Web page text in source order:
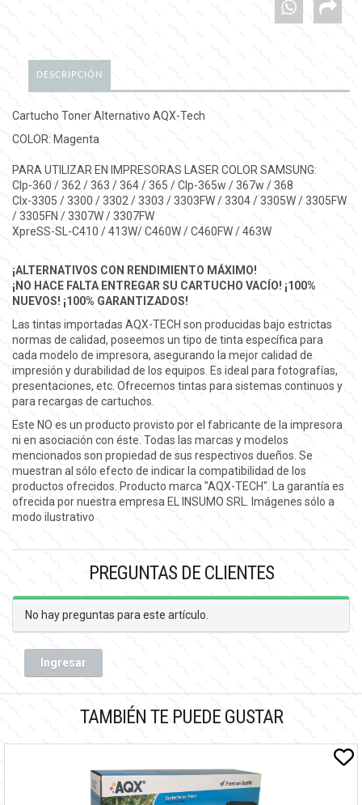
DESCRIPCIÓN
Cartucho Toner Alternativo AQX-Tech
COLOR: Magenta
PARA UTILIZAR EN IMPRESORAS LASER COLOR SAMSUNG:
Clp-360 / 362 / 363 / 364 / 365 / Clp-365w / 367w / 368
Clx-3305 / 3300 / 3302 / 3303 / 3303FW / 3304 / 3305W / 3305FW
/ 3305FN / 3307W / 3307FW
XpreSS-SL-C410 / 413W/ C460W / C460FW / 463W
¡ALTERNATIVOS CON RENDIMIENTO MÁXIMO!
¡NO HACE FALTA ENTREGAR SU CARTUCHO VACÍO! ¡100%
NUEVOS! ¡100% GARANTIZADOS!
Las tintas importadas AQX-TECH son producidas bajo estrictas
normas de calidad, poseemos un tipo de tinta específica para
cada modelo de impresora, asegurando la mejor calidad de
impresión y durabilidad de los equipos. Es ideal para fotografías,
presentaciones, etc. Ofrecemos tintas para sistemas continuos y
para recargas de cartuchos.
Este NO es un producto provisto por el fabricante de la impresora
ni en asociación con éste. Todas las marcas y modelos
mencionados son propiedad de sus respectivos dueños. Se
muestran al sólo efecto de indicar la compatibilidad de los
productos ofrecidos. Producto marca "AQX-TECH". La garantía es
ofrecida por nuestra empresa EL INSUMO SRL. Imágenes sólo a
modo ilustrativo
PREGUNTAS DE CLIENTES
No hay preguntas para este artículo.
Ingresar
TAMBIÉN TE PUEDE GUSTAR